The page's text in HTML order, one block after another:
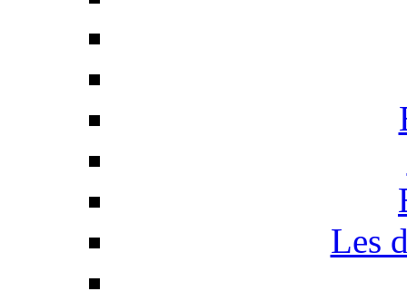
Les